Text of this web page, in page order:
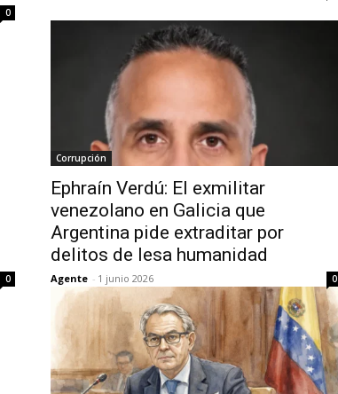
0
0
Corrupción
Ephraín Verdú: El exmilitar
venezolano en Galicia que
Argentina pide extraditar por
delitos de lesa humanidad
Agente - 1 junio 2026 0